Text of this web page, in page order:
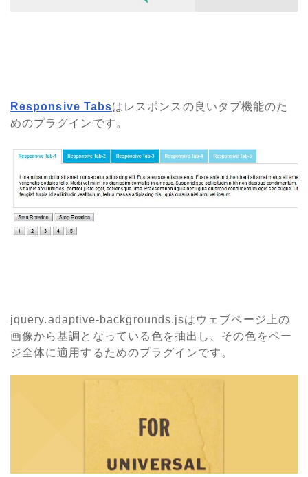
Responsive Tabsはレスポンスの良いタブ機能のた
めのプラグインです。
jquery.adaptive-backgrounds.jsはウェブページ上の
画像から基調となっている色を抽出し、その色をペー
ジ全体に適用するためのプラグインです。